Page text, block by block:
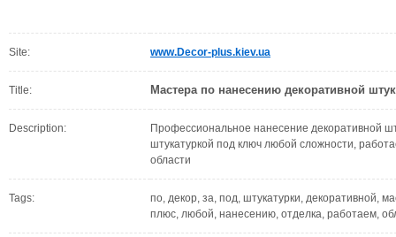
Site: www.Decor-plus.kiev.ua
Title: Мастера по нанесению декоративной
Description:
Профессиональное нанесение декоративной
штукатуркой под ключ любой сложности,
области
Tags:
по, декор, за, под, штукатурки, декоративной,
плюс, любой, нанесению, отделка, работаем,